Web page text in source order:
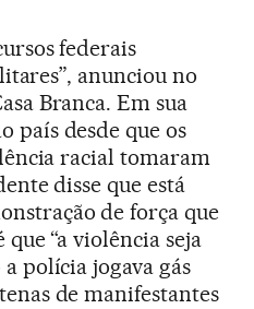
federais
anunciou no
Branca. Em sua
país desde que os
racial tomaram
disse que está
de força que
que “a violência seja
polícia jogava gás
de manifestantes